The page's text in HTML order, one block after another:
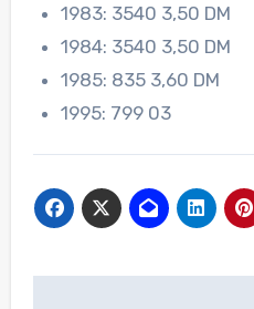
1983: 3540 3,50 DM
1984: 3540 3,50 DM
1985: 835 3,60 DM
1995: 799 03